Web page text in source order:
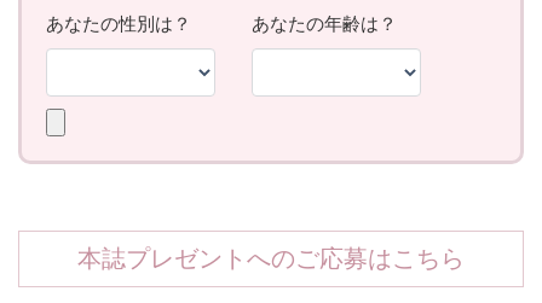
本誌プレゼントへのご応募はこちら